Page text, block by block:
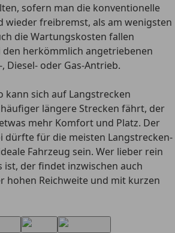
sofern man die konventionelle
wieder freibremst, als am wenigsten
die Wartungskosten fallen
den herkömmlich angetriebenen
Diesel- oder Gas-Antrieb.
kann sich auf Langstrecken
längere Strecken fährt, der
mehr Komfort und Platz. Der
dürfte für die meisten Langstrecken-
Fahrzeug sein. Wer lieber rein
der findet inzwischen auch
hohen Reichweite und mit kurzen